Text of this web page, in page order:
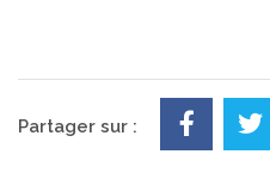
Partager sur :